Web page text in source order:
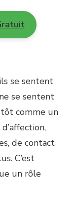
se sentent
se sentent
comme un
de contact
C’est
un rôle